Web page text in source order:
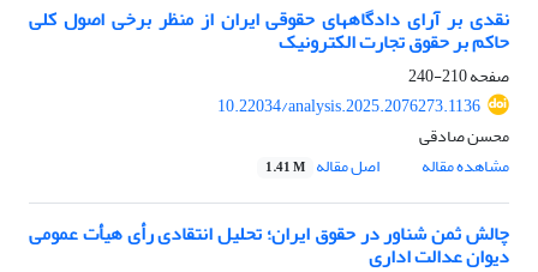
نقدی بر آرای دادگاههای حقوقی ایران از منظر برخی اصول کلی
حاکم بر حقوق تجارت الکترونیک
صفحه210-240
10.22034/analysis.2025.2076273.1136
محسن صادقی
مشاهده مقاله
اصل مقاله 1.41 M
چالش ثمن شناور در حقوق ایران؛ تحلیل انتقادی رأی هیأت عمومی
دیوان عدالت اداری